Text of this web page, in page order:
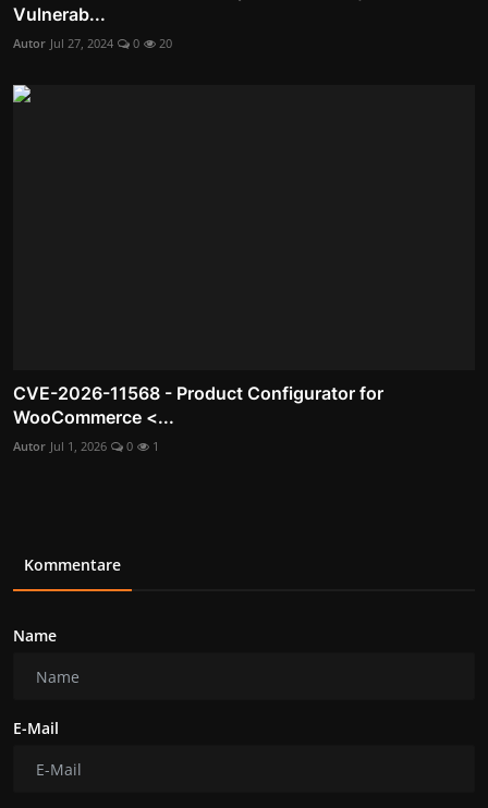
Vulnerab...
Autor Jul 27, 2024 0 20
CVE-2026-11568 - Product Configurator for
WooCommerce <...
Autor Jul 1, 2026 0 1
Kommentare
Name
E-Mail